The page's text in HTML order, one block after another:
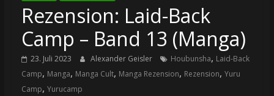
Rezension: Laid-Back
Camp – Band 13 (Manga)
23. Juli 2023 Alexander Geisler Houbunsha, Laid-Back
Camp, Manga, Manga Cult, Manga Rezension, Rezension, Yuru
Camp, Yurucamp